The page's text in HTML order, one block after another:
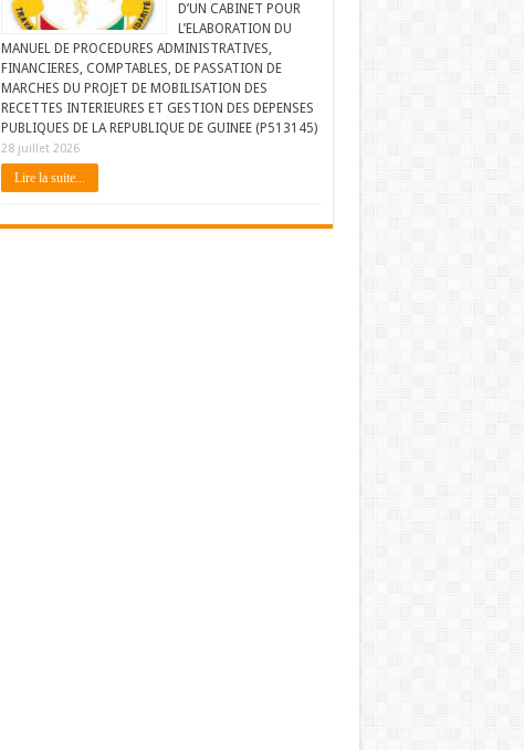
D’UN CABINET POUR
L’ELABORATION DU
MANUEL DE PROCEDURES ADMINISTRATIVES,
FINANCIERES, COMPTABLES, DE PASSATION DE
MARCHES DU PROJET DE MOBILISATION DES
RECETTES INTERIEURES ET GESTION DES DEPENSES
PUBLIQUES DE LA REPUBLIQUE DE GUINEE (P513145)
28 juillet 2026
Lire la suite...